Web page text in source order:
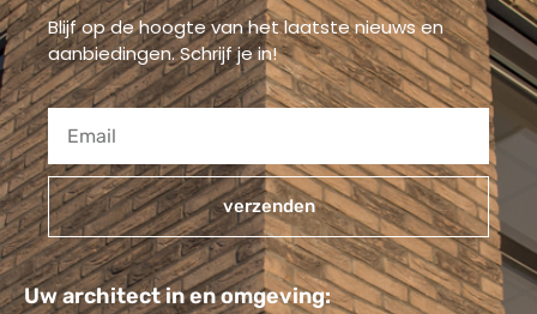
Blijf op de hoogte van het laatste nieuws en
aanbiedingen. Schrijf je in!
verzenden
Alternative:
Uw architect in en omgeving: